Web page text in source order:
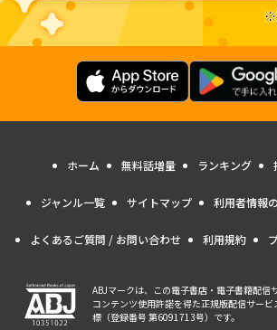
ホーム 無料話増量 ランキング
ジャンル一覧 サイトマップ 利用者情報
よくあるご質問 / お問い合わせ 利用規約
ABJマークは、この電子書店・電子書籍配信
コンテンツ使用許諾を得た正規版配信サー
標（登録番号 第6091713号）です。